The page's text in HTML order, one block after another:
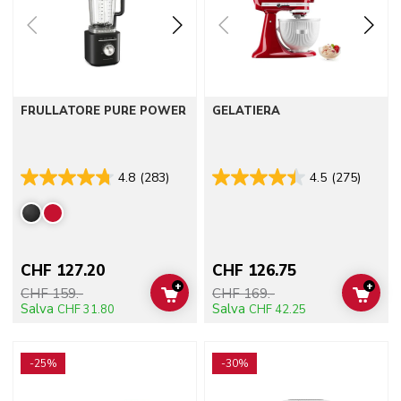
FRULLATORE PURE POWER
4.8 (283)
CHF 127.20
CHF 159.-
Salva CHF 31.80
ADD TO CART
+
GELATIERA
4.5 (275)
CHF 126.75
CHF 169.-
Salva CHF 42.25
ADD
+
-25% -30%